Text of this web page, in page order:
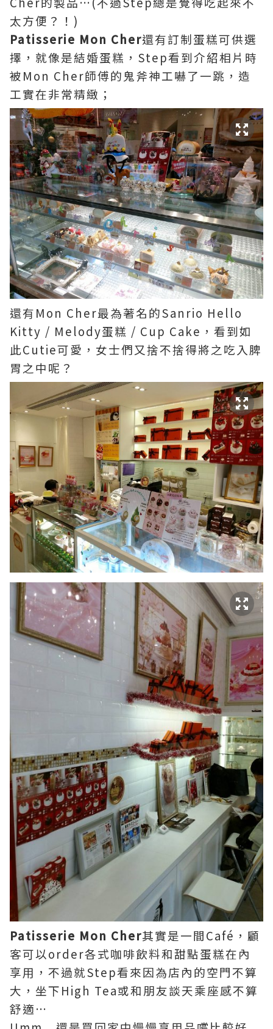
太方便？！)
Patisserie Mon Cher還有訂制蛋糕可供選
擇，就像是結婚蛋糕，Step看到介紹相片時
被Mon Cher師傅的鬼斧神工嚇了一跳，造
工實在非常精緻；
還有Mon Cher最為著名的Sanrio Hello
Kitty / Melody蛋糕 / Cup Cake，看到如
此Cutie可愛，女士們又捨不捨得將之吃入脾
胃之中呢？
Patisserie Mon Cher其實是一間Café，顧
客可以order各式咖啡飲料和甜點蛋糕在內
享用，不過就Step看來因為店內的空門不算
大，坐下High Tea或和朋友談天乘座感不算
舒適…